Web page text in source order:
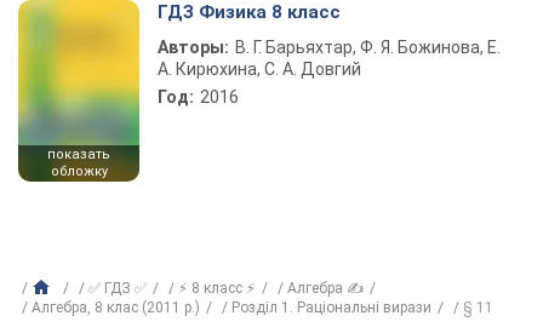
показать
обложку
ГДЗ Физика 8 класс
Авторы: В. Г. Барьяхтар, Ф. Я. Божинова, Е.
А. Кирюхина, С. А. Довгий
Год: 2016
✅ ГДЗ ✅ ⚡ 8 класс ⚡
Алгебра ✍
Алгебра, 8 клас (2011 р.)
Розділ 1. Раціональні вирази § 11